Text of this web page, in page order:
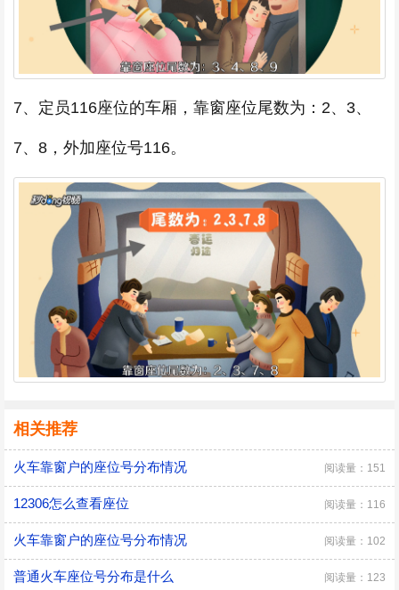
7、定员116座位的车厢，靠窗座位尾数为：2、3、
7、8，外加座位号116。
相关推荐
火车靠窗户的座位号分布情况 阅读量：151
12306怎么查看座位 阅读量：116
火车靠窗户的座位号分布情况 阅读量：102
普通火车座位号分布是什么 阅读量：123